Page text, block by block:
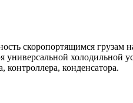
скоропортящимся
контроллера, конденсатора.